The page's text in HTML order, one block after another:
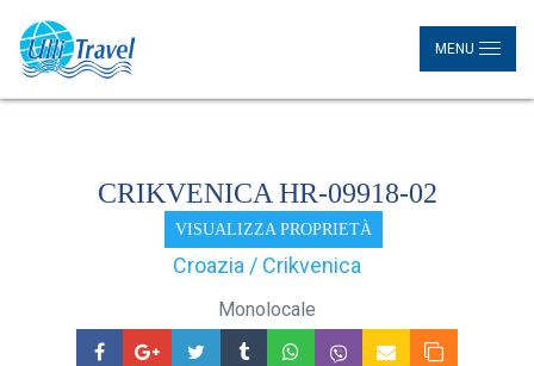
MENU
CRIKVENICA HR-09918-02
VISUALIZZA PROPRIETÀ
Croazia / Crikvenica
Monolocale